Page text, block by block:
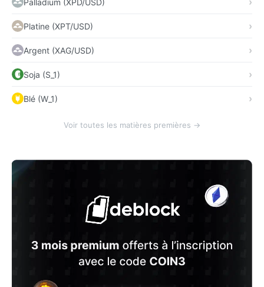
Palladium (XPD/USD)
Platine (XPT/USD)
Argent (XAG/USD)
Soja (S_1)
Blé (W_1)
Voir toutes les matières premières →